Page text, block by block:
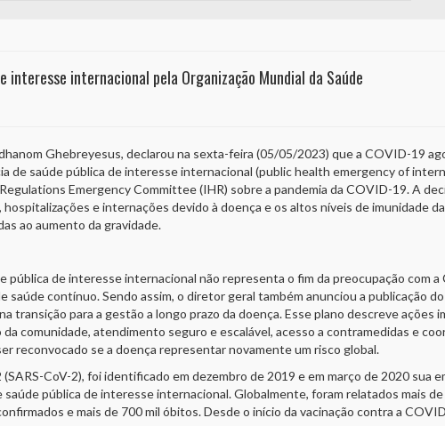
interesse internacional pela Organização Mundial da Saúde
Ghebreyesus, declarou na sexta-feira (05/05/2023) que a COVID-19
de saúde pública de interesse internacional (public health emergency of
Emergency Committee (IHR) sobre a pandemia da COVID-19. A
e internações devido à doença e os altos níveis de imunidade
ao aumento da gravidade.
de interesse internacional não representa o fim da preocupação com
contínuo. Sendo assim, o diretor geral também anunciou a publicação
transição para a gestão a longo prazo da doença. Esse plano descreve ações
comunidade, atendimento seguro e escalável, acesso a contramedidas e
reconvocado se a doença representar novamente um risco global.
CoV-2), foi identificado em dezembro de 2019 e em março de 2020 sua
pública de interesse internacional. Globalmente, foram relatados mais
e mais de 700 mil óbitos. Desde o início da vacinação contra a